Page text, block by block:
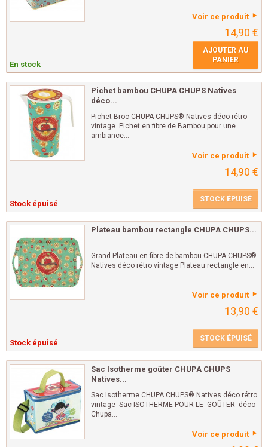
Voir ce produit
14,90 €
En stock
AJOUTER AU
PANIER
Pichet bambou CHUPA CHUPS Natives
déco...
Pichet Broc CHUPA CHUPS® Natives déco rétro
vintage. Pichet en fibre de Bambou pour une
ambiance...
Voir ce produit
14,90 €
Stock épuisé STOCK ÉPUISÉ
Plateau bambou rectangle CHUPA CHUPS...
Grand Plateau en fibre de bambou CHUPA CHUPS®
Natives déco rétro vintage Plateau rectangle en...
Voir ce produit
13,90 €
Stock épuisé STOCK ÉPUISÉ
Sac Isotherme goûter CHUPA CHUPS
Natives...
Sac Isotherme CHUPA CHUPS® Natives déco rétro
vintage Sac ISOTHERME POUR LE GOÛTER déco
Chupa...
Voir ce produit